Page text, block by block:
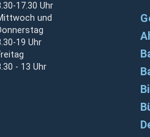
17.30 Uhr
und
19 Uhr
- 13 Uhr